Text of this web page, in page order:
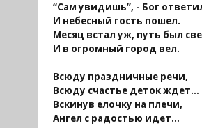
“Сам увидишь”, - Бог
И небесный гость пошел.
Месяц встал уж, путь был
И в огромный город вел.
Всюду праздничные речи,
Всюду счастье деток ждет…
Вскинув елочку на плечи,
Ангел с радостью идет…